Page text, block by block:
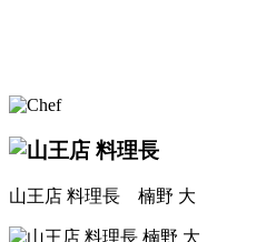
山王店 料理長 楠野 大